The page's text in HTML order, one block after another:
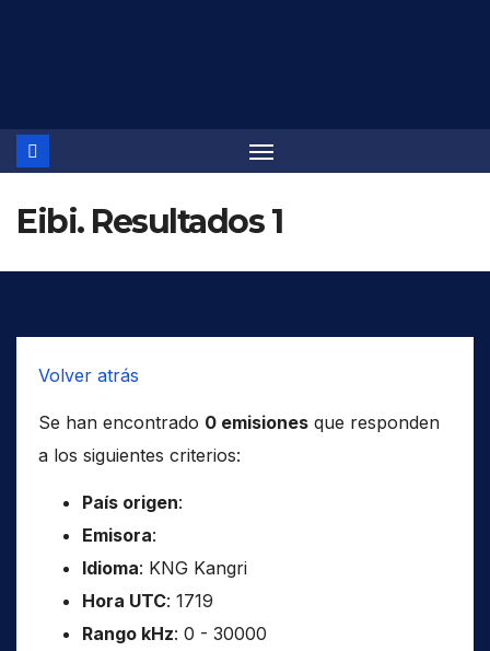
Eibi. Resultados 1
Volver atrás
Se han encontrado 0 emisiones que responden
a los siguientes criterios:
País origen:
Emisora:
Idioma: KNG Kangri
Hora UTC: 1719
Rango kHz: 0 - 30000